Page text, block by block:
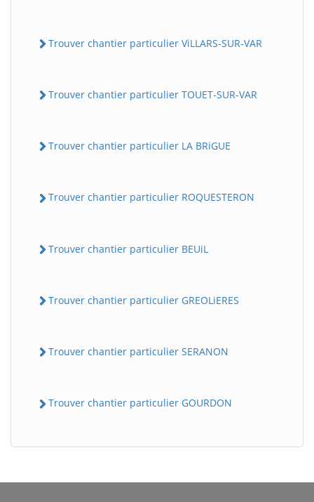
Trouver chantier particulier ViLLARS-SUR-VAR
Trouver chantier particulier TOUET-SUR-VAR
Trouver chantier particulier LA BRiGUE
Trouver chantier particulier ROQUESTERON
Trouver chantier particulier BEUiL
Trouver chantier particulier GREOLiERES
Trouver chantier particulier SERANON
Trouver chantier particulier GOURDON
BatiWebPro